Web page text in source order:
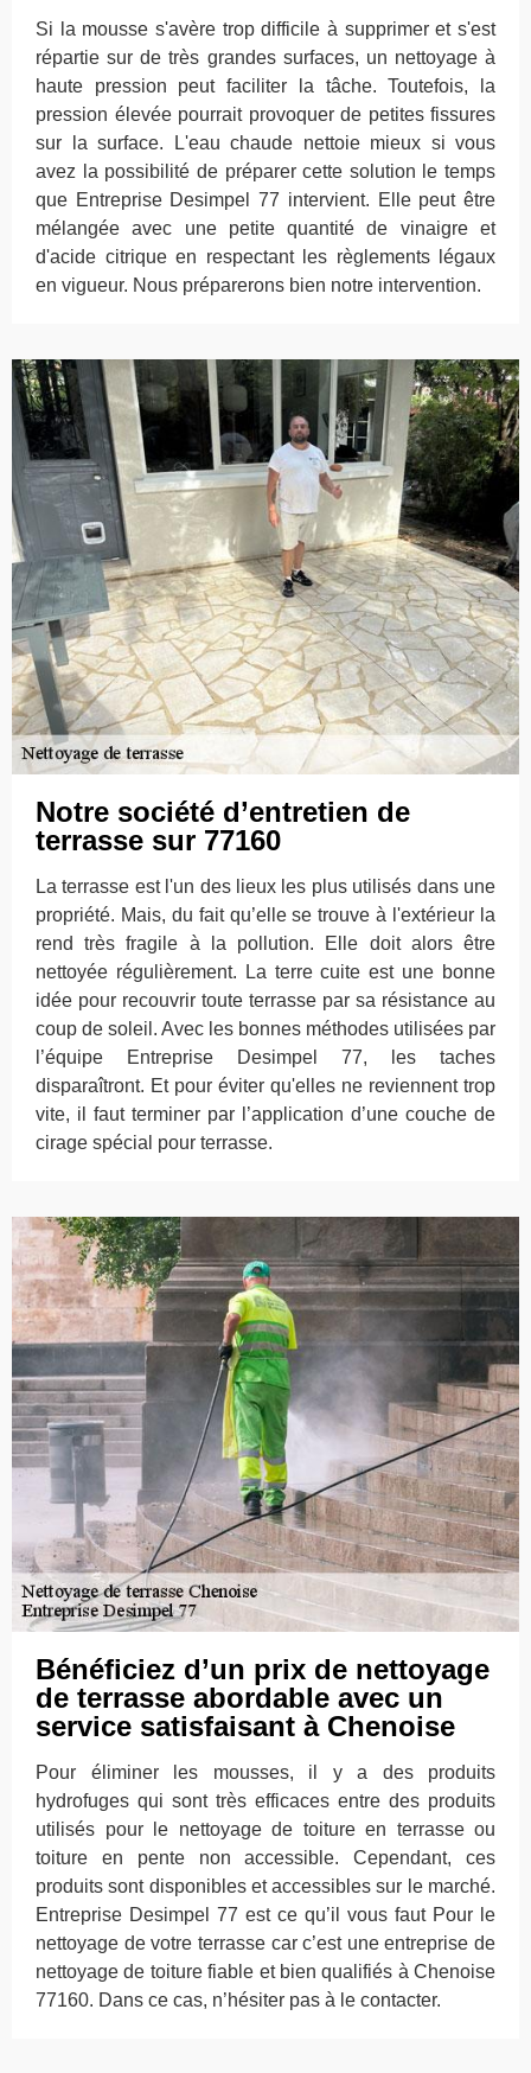
Si la mousse s'avère trop difficile à supprimer et s'est
répartie sur de très grandes surfaces, un nettoyage à
haute pression peut faciliter la tâche. Toutefois, la
pression élevée pourrait provoquer de petites fissures
sur la surface. L'eau chaude nettoie mieux si vous
avez la possibilité de préparer cette solution le temps
que Entreprise Desimpel 77 intervient. Elle peut être
mélangée avec une petite quantité de vinaigre et
d'acide citrique en respectant les règlements légaux
en vigueur. Nous préparerons bien notre intervention.
Notre société d’entretien de
terrasse sur 77160
La terrasse est l'un des lieux les plus utilisés dans une
propriété. Mais, du fait qu’elle se trouve à l'extérieur la
rend très fragile à la pollution. Elle doit alors être
nettoyée régulièrement. La terre cuite est une bonne
idée pour recouvrir toute terrasse par sa résistance au
coup de soleil. Avec les bonnes méthodes utilisées par
l’équipe Entreprise Desimpel 77, les taches
disparaîtront. Et pour éviter qu'elles ne reviennent trop
vite, il faut terminer par l’application d’une couche de
cirage spécial pour terrasse.
Bénéficiez d’un prix de nettoyage
de terrasse abordable avec un
service satisfaisant à Chenoise
Pour éliminer les mousses, il y a des produits
hydrofuges qui sont très efficaces entre des produits
utilisés pour le nettoyage de toiture en terrasse ou
toiture en pente non accessible. Cependant, ces
produits sont disponibles et accessibles sur le marché.
Entreprise Desimpel 77 est ce qu’il vous faut Pour le
nettoyage de votre terrasse car c’est une entreprise de
nettoyage de toiture fiable et bien qualifiés à Chenoise
77160. Dans ce cas, n’hésiter pas à le contacter.